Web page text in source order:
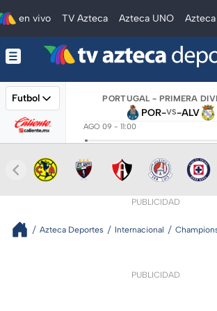
en vivo TV Azteca Azteca UNO
Futbol PORTUGAL - PRIMERA
POR-VS-ALV
AGO 09 - 11:00
PUBLICIDAD
Azteca Deportes Internacional
PUBLICIDAD